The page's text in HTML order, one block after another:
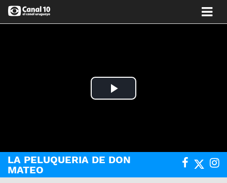
Play
LA PELUQUERIA DE DON
MATEO